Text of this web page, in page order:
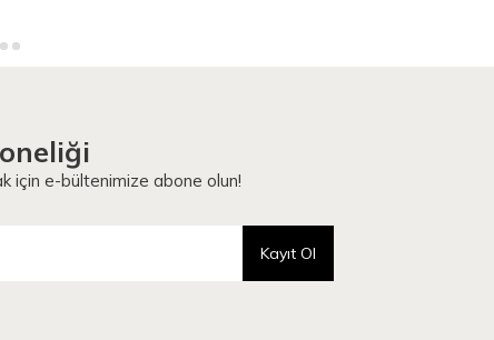
için e-bültenimize abone olun!
Kayıt Ol